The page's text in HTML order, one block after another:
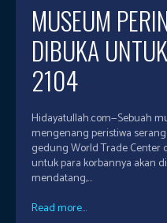
MUSEUM
DIBUKA
2104
Hidayatullah.com—Sebuah
mengenang peristiwa
gedung World Trade Center
untuk para korbannya akan
mendatang,...
Read more...